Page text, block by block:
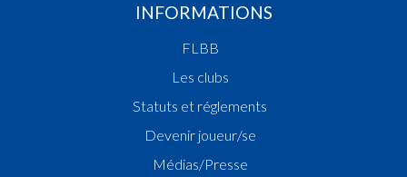
INFORMATIONS
FLBB
Les clubs
Statuts et réglements
Devenir joueur/se
Médias/Presse